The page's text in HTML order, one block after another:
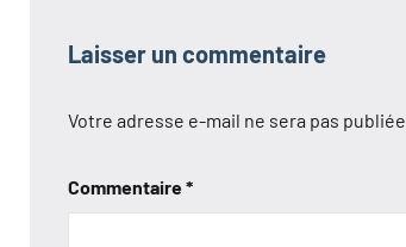
Laisser un commentaire
Votre adresse e-mail ne sera pas publiée.
Commentaire*